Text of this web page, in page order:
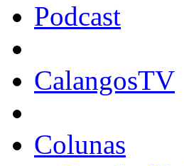
Podcast
CalangosTV
Colunas